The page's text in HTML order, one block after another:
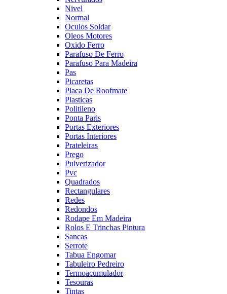
Nivel
Normal
Oculos Soldar
Oleos Motores
Oxido Ferro
Parafuso De Ferro
Parafuso Para Madeira
Pas
Picaretas
Placa De Roofmate
Plasticas
Politileno
Ponta Paris
Portas Exteriores
Portas Interiores
Prateleiras
Prego
Pulverizador
Pvc
Quadrados
Rectangulares
Redes
Redondos
Rodape Em Madeira
Rolos E Trinchas Pintura
Sancas
Serrote
Tabua Engomar
Tabuleiro Pedreiro
Termoacumulador
Tesouras
Tintas